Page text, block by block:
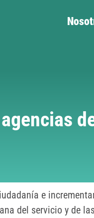
e
del servicio y de